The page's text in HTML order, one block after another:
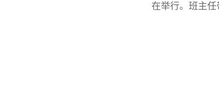
在举行。班主